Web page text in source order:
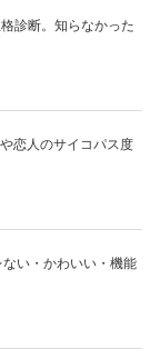
診断。知らなかった
恋人のサイコパス度
い・かわいい・機能